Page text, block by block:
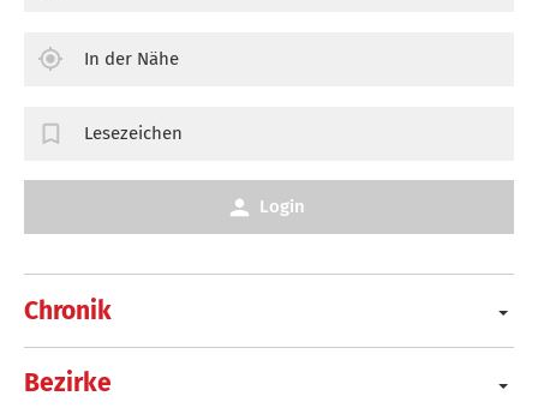
Chronik
Bezirke
In der Nähe
Lesezeichen
Login